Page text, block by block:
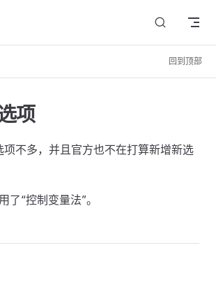
回到顶部
项
项不多，并且官方也不在打算新增新选
了“控制变量法”。